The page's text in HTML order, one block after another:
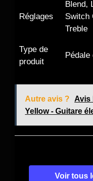
Réglages
Blend,
Switch
Treble
Type de
produit
Autre avis ?
Avis
Yellow - Guitare
Voir tous